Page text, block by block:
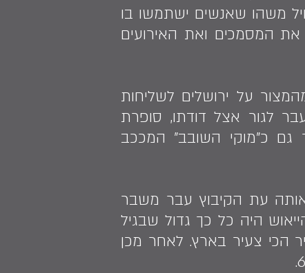
משהו שאנשים ישתמשו בו
את המסמכים ואת האירועים
היישר מהמצור על ירושלים לשליחות
הוא עבר לגור אצל דודתו, סופרת
גם כ"מוקי השובב" המככב
לגרעין הנח"ל. באותה עת הקיבוץ עבר משבר
היה כל כך גדול שבגיל
הכי צעיר בארץ. לאחר מכן